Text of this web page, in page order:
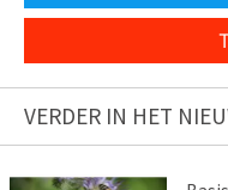
VERDER IN HET